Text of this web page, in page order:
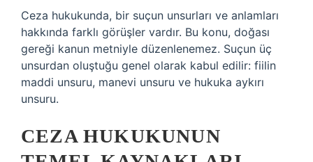
Ceza hukukunda, bir suçun unsurları ve anlamları
hakkında farklı görüşler vardır. Bu konu, doğası
gereği kanun metniyle düzenlenemez. Suçun üç
unsurdan oluştuğu genel olarak kabul edilir: fiilin
maddi unsuru, manevi unsuru ve hukuka aykırı
unsuru.
CEZA HUKUKUNUN